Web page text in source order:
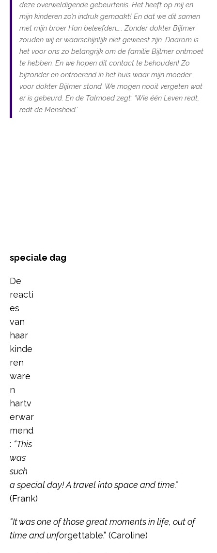
deze overweldigende gebeurtenis. Het heeft op mij en
mijn kinderen zo’n indruk gemaakt! En dat we dit samen
met mijn broer Han beleefden….. Zonder dokter Bijlmer
zouden wij er waarschijnlijk niet geweest zijn. Daarom is
het voor ons zo belangrijk om de familie Bijlmer ontmoet
te hebben. En we hopen dit contact te behouden! Zo
bijzonder en ontroerend in het huis waar mijn moeder
voor dokter Bijlmer stond. We mogen nooit vergeten wat
er is gebeurd. En de Talmoed zegt: ‘Wie één Leven redt,
redt de Mensheid.’
speciale dag
De
reacti
es
van
haar
kinde
ren
ware
n
hartv
erwar
mend
: “This
was
such
a special day! A travel into space and time.”
(Frank)
“It was one of those great moments in life, out of
time and unforgettable.” (Caroline)